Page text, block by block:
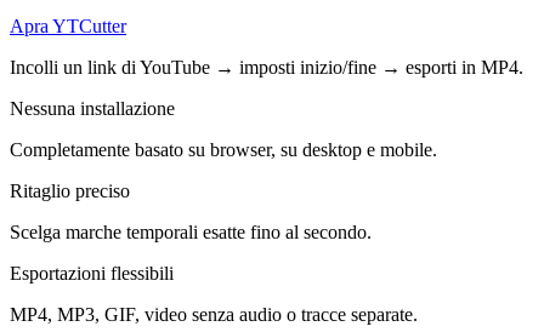
Apra YTCutter
Incolli un link di YouTube → imposti inizio/fine → esporti in MP4.
Nessuna installazione
Completamente basato su browser, su desktop e mobile.
Ritaglio preciso
Scelga marche temporali esatte fino al secondo.
Esportazioni flessibili
MP4, MP3, GIF, video senza audio o tracce separate.